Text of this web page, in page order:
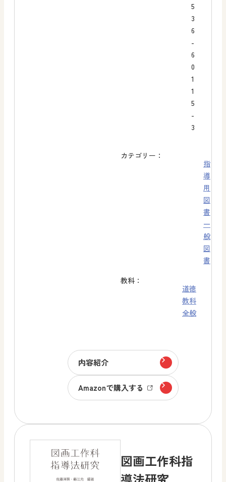
5
3
6
-
6
0
1
1
5
-
3
カテゴリー：
指
導
用
図
書
一
般
図
書
教科：
道徳
教科
全般
内容紹介
Amazonで購入する
図画工作科指